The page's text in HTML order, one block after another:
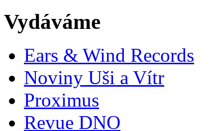
Vydáváme
Ears & Wind Records
Noviny Uši a Vítr
Proximus
Revue DNO